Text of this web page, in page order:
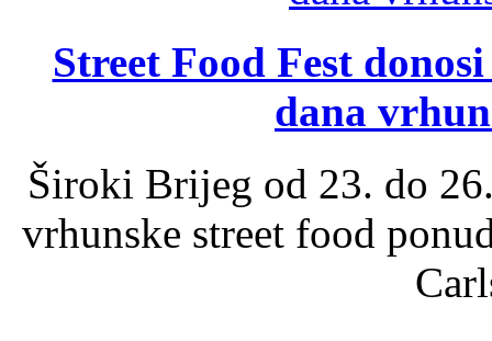
Street Food Fest
dana
Široki Brijeg od 23. do
vrhunske street food